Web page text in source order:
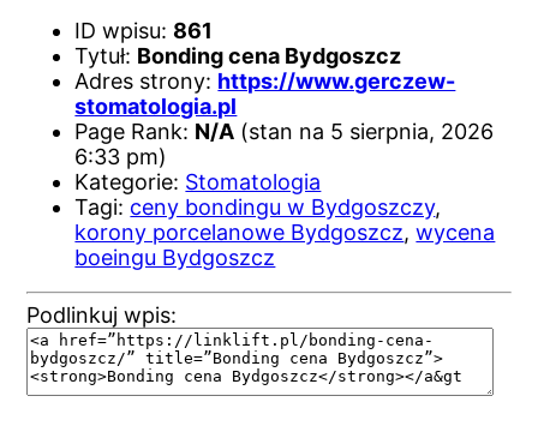
ID wpisu: 861
Tytuł: Bonding cena Bydgoszcz
Adres strony: https://www.gerczew-
stomatologia.pl
Page Rank: N/A (stan na 5 sierpnia, 2026
6:33 pm)
Kategorie: Stomatologia
Tagi: ceny bondingu w Bydgoszczy,
korony porcelanowe Bydgoszcz,wycena
boeingu Bydgoszcz
Podlinkuj wpis: